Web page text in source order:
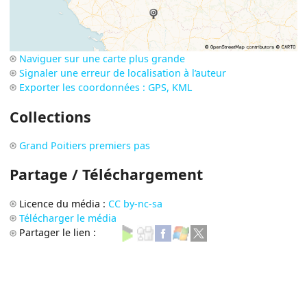
Naviguer sur une carte plus grande
Signaler une erreur de localisation à l’auteur
Exporter les coordonnées : GPS, KML
Collections
Grand Poitiers premiers pas
Partage / Téléchargement
Licence du média : CC by-nc-sa
Télécharger le média
Partager le lien :